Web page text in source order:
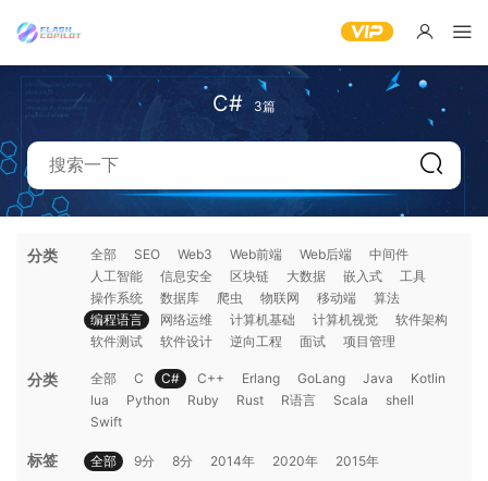
C# 3篇
分类 全部 SEO Web3 Web前端 Web后端
中间件
人工智能
信息安全 区块链 大数据 嵌入式
工具
操作系统
数据库 爬虫 物联网 移动端
算法
编程语言
网络运维 计算机基础 计算机视觉
软件架构
软件测试
软件设计 逆向工程 面试 项目管理
分类 全部 C C# C++ Erlang GoLang Java
Kotlin
lua
Python Ruby Rust R语言 Scala
shell
Swift
标签 全部 9分 8分 2014年 2020年 2015年